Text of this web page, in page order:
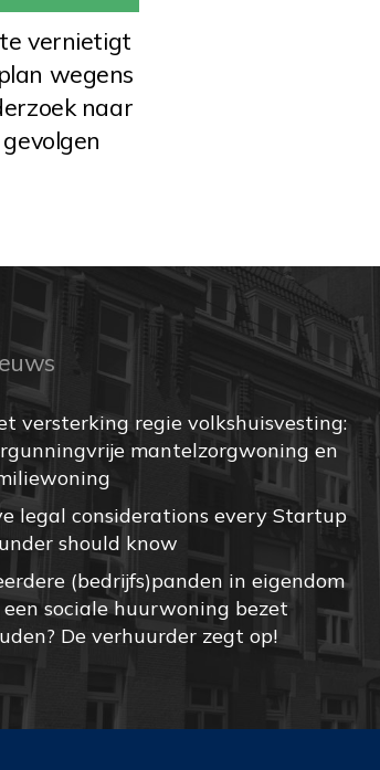
vernietigt
wegens
naar
versterking regie volkshuisvesting:
mantelzorgwoning en
legal considerations every Startup
should know
(bedrijfs)panden in eigendom
een sociale huurwoning bezet
De verhuurder zegt op!